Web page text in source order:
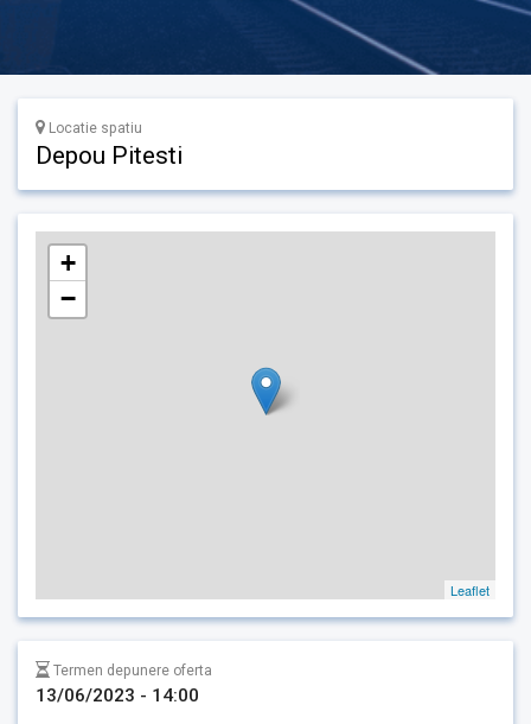
Locatie spatiu
Depou Pitesti
+
−
Leaflet
Termen depunere oferta
13/06/2023 - 14:00